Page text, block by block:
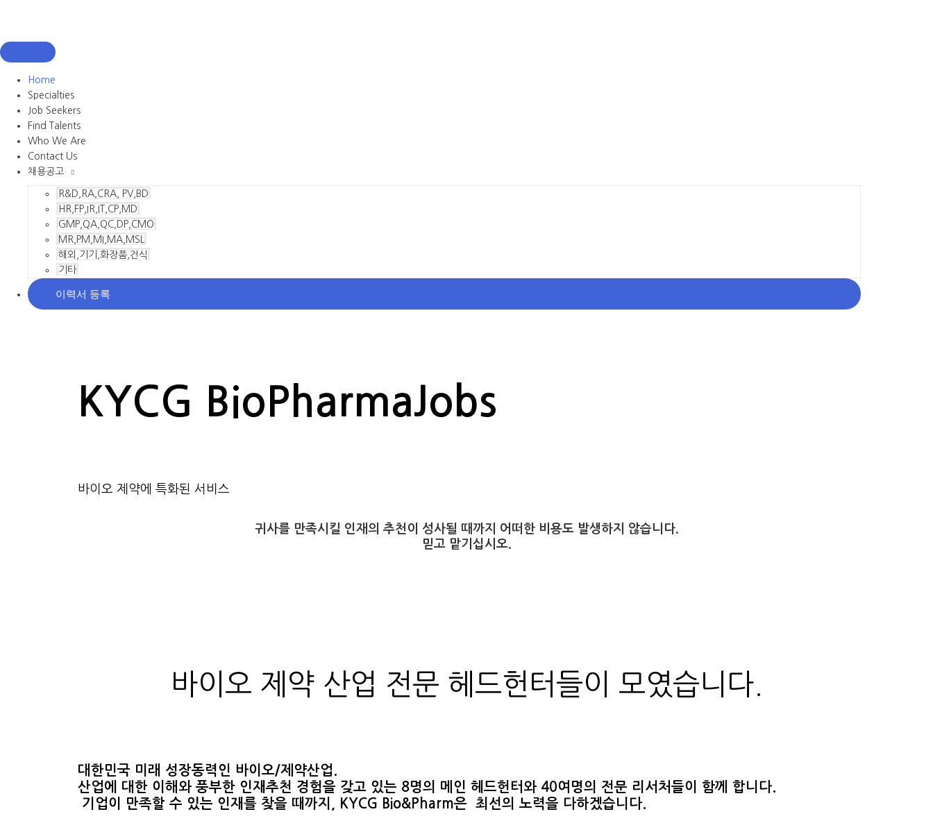
Home
Specialties
Job Seekers
Find Talents
Who We Are
Contact Us
채용공고
R&D,RA,CRA, PV,BD
HR,FP,IR,IT,CP,MD
GMP,QA,QC,DP,CMO
MR,PM,MI,MA,MSL
해외,기기,화장품,건식
기타
이력서 등록
바이오 제약 산업 전문 헤드헌터들이 모였습니다.
대한민국 미래 성장동력인 바이오/제약산업.
산업에 대한 이해와 풍부한 인재추천 경험을 갖고 있는 8명의 메인 헤드헌터와 40여명의 전문 리서처들이 함께 합니다.
기업이 만족할 수 있는 인재를 찾을 때까지, KYCG Bio&Pharm은 최선의 노력을 다하겠습니다.